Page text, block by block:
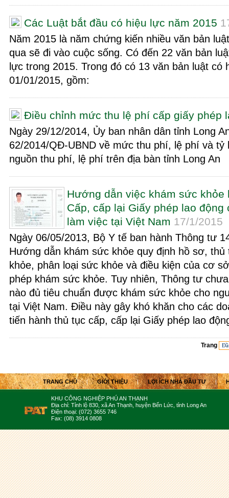
Các Luật bắt đầu có hiệu lực năm 2015
Năm 2015 là năm chứng kiến nhiều văn bản
qua sẽ đi vào cuộc sống. Có đến 22 văn bản
lực trong 2015. Trong đó có 13 văn bản luật có
01/01/2015, gồm:
Điều chỉnh mức thu lệ phí cấp giấy phép
Ngày 29/12/2014, Ủy ban nhân dân tỉnh Long
62/2014/QĐ-UBND về mức thu phí, lệ phí và
nguồn thu phí, lệ phí trên địa bàn tỉnh Long An
Hướng dẫn việc khám sức khỏe
Cấp, cấp lại Giấy phép lao
làm việc tại Việt Nam 17/1/2015
Ngày 06/05/2013, Bộ Y tế ban hành Thông tư
Hướng dẫn khám sức khỏe quy định hồ sơ,
khỏe, phân loại sức khỏe và điều kiện của cơ
phép khám sức khỏe. Tuy nhiên, Thông tư
nào đủ tiêu chuẩn được khám sức khỏe cho
tại Việt Nam. Điều này gây khó khăn cho các
tiến hành thủ tục cấp, cấp lại Giấy phép lao
Trang
TRANG CHỦ | GIỚI THIỆU | LỢI ÍCH NHÀ ĐẦU TƯ |
KHU CÔNG NGHIỆP PHÚ AN THẠNH
Địa chỉ: Tỉnh lộ 830, xã An Thạnh, huyện Bến Lức, tỉnh Long An
Điện thoại: (072) 3655 746
Fax: (08) 3914 0808